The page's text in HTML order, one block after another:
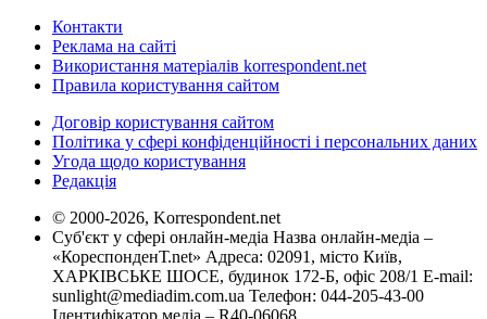
Контакти
Реклама на сайті
Використання матеріалів korrespondent.net
Правила користування сайтом
Договір користування сайтом
Політика у сфері конфіденційності і персональних даних
Угода щодо користування
Редакція
© 2000-2026, Korrespondent.net
Суб'єкт у сфері онлайн-медіа Назва онлайн-медіа –
«КореспонденТ.net» Адреса: 02091, місто Київ,
ХАРКІВСЬКЕ ШОСЕ, будинок 172-Б, офіс 208/1 E-mail:
sunlight@mediadim.com.ua Телефон: 044-205-43-00
Ідентифікатор медіа – R40-06068